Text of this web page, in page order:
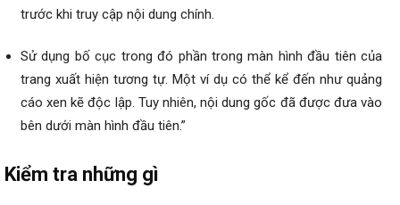
trước khi truy cập nội dung chính.
Sử dụng bố cục trong đó phần trong màn hình đầu tiên của
trang xuất hiện tương tự. Một ví dụ có thể kể đến như quảng
cáo xen kẽ độc lập. Tuy nhiên, nội dung gốc đã được đưa vào
bên dưới màn hình đầu tiên.”
Kiểm tra những gì